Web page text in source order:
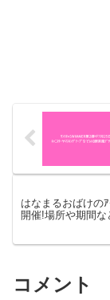
はなまるおばけの
開催!場所や期間な
コメント